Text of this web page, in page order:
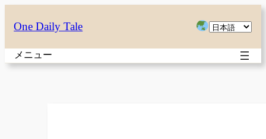
容
を
ス
One Daily Tale
言
を
メニュー